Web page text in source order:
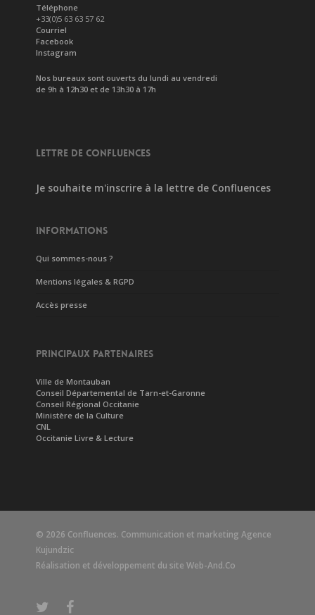
Téléphone
+33(0)5 63 63 57 62
Courriel
Facebook
Instagram
Nos bureaux sont ouverts du lundi au vendredi
de 9h à 12h30 et de 13h30 à 17h
LETTRE DE CONFLUENCES
Je souhaite m'inscrire à la lettre de Confluences
INFORMATIONS
Qui sommes-nous ?
Mentions légales & RGPD
Accès presse
PRINCIPAUX PARTENAIRES
Ville de Montauban
Conseil Départemental de Tarn-et-Garonne
Conseil Régional Occitanie
Ministère de la Culture
CNL
Occitanie Livre & Lecture
© 2026 Confluences. Communication et marketing Agence
Kujundzic
Réalisation et développement du site Web-And.Co